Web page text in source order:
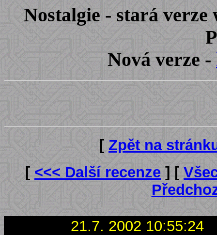
Nostalgie - stará verze
Nová verze -
[ Zpět na
[ <<< Další recenze ] [
21.7. 2002 10:55:24